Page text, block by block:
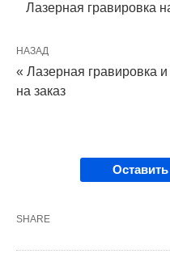
Лазерная гравировка
НАЗАД
« Лазерная гравировка
на заказ
SHARE